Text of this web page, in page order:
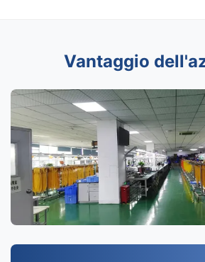
Vantaggio